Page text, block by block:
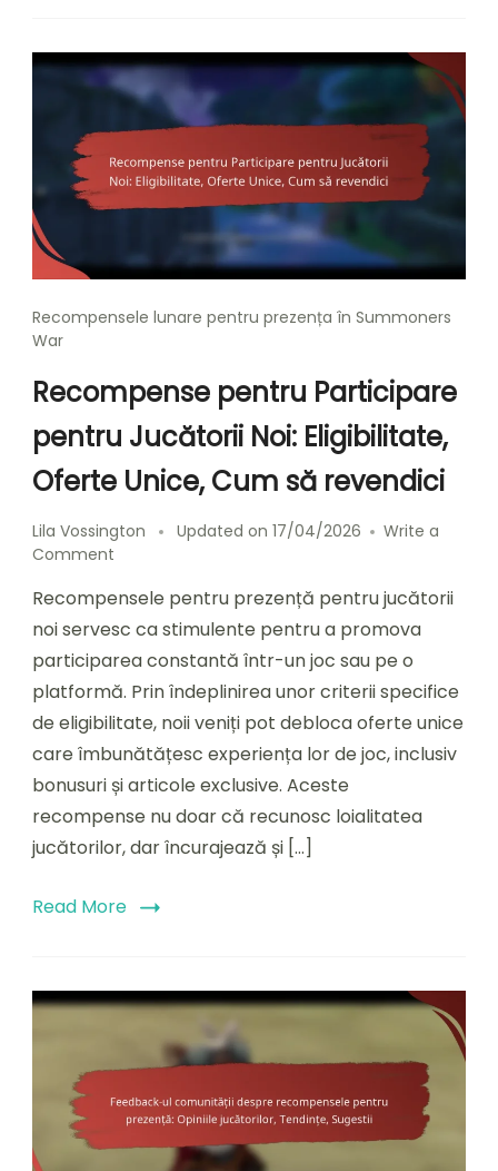
Recompensele lunare pentru prezența în Summoners
War
Recompense pentru Participare
pentru Jucătorii Noi: Eligibilitate,
Oferte Unice, Cum să revendici
Lila Vossington Updated on 17/04/2026
Write a
Comment
pentru
Participare
Jucătorii
Noi:
Eligibilitate,
Unice,
Cum
să
revendici
Recompensele pentru prezență pentru jucătorii
noi servesc ca stimulente pentru a promova
participarea constantă într-un joc sau pe o
platformă. Prin îndeplinirea unor criterii specifice
de eligibilitate, noii veniți pot debloca oferte unice
care îmbunătățesc experiența lor de joc, inclusiv
bonusuri și articole exclusive. Aceste
recompense nu doar că recunosc loialitatea
jucătorilor, dar încurajează și […]
Read More